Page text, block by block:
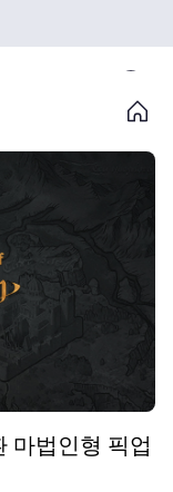
마법인형 픽업